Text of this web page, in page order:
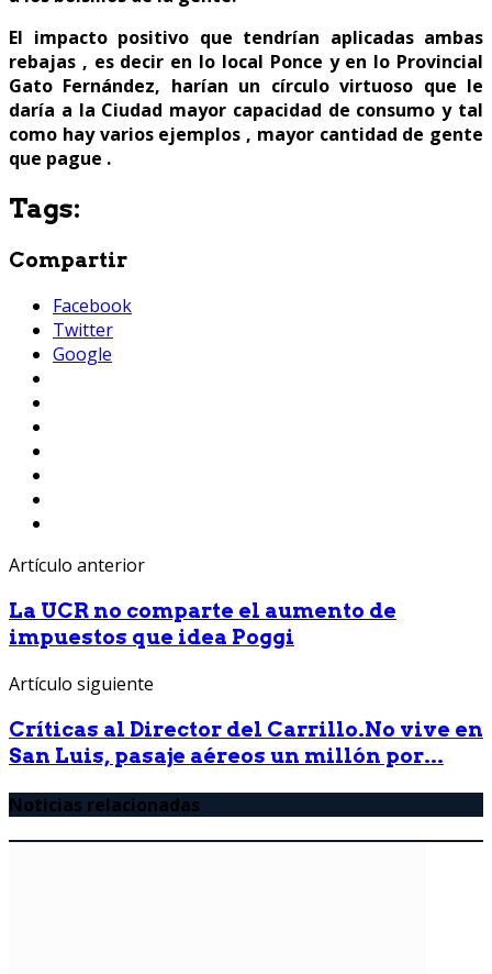
El impacto positivo que tendrían aplicadas ambas
rebajas , es decir en lo local Ponce y en lo Provincial
Gato Fernández, harían un círculo virtuoso que le
daría a la Ciudad mayor capacidad de consumo y tal
como hay varios ejemplos , mayor cantidad de gente
que pague .
Tags:
Compartir
Facebook
Twitter
Google
Artículo anterior
La UCR no comparte el aumento de
impuestos que idea Poggi
Artículo siguiente
Críticas al Director del Carrillo.No vive en
San Luis, pasaje aéreos un millón por...
Noticias relacionadas